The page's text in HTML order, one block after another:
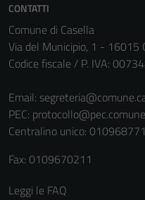
CONTATTI
Comune di Casella
Via del Municipio, 1 - 16015
Codice fiscale / P. IVA:
Email:
PEC:
Centralino unico: 010968771
Fax: 0109670211
Leggi le FAQ